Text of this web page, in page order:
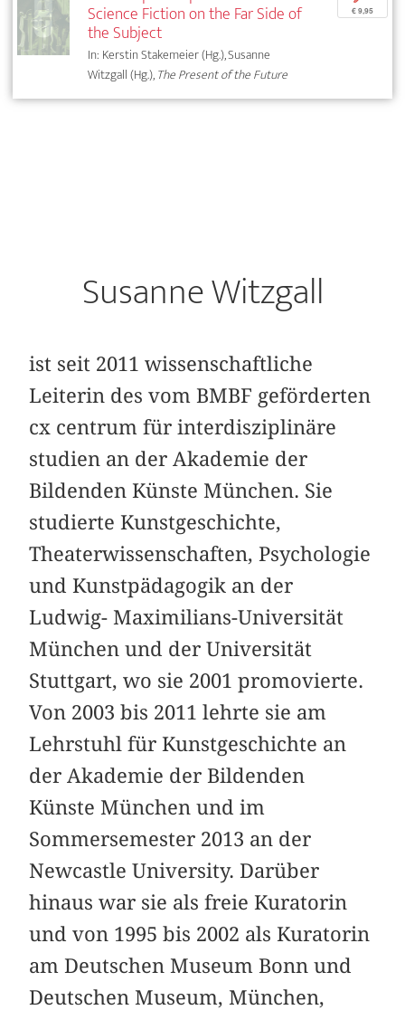
Science Fiction on the Far Side of
the Subject
In: Kerstin Stakemeier (Hg.), Susanne
Witzgall (Hg.),The Present of the Future
€ 9,95
Susanne Witzgall
ist seit 2011 wissenschaftliche
Leiterin des vom BMBF geförderten
cx centrum für interdisziplinäre
studien an der Akademie der
Bildenden Künste München. Sie
studierte Kunstgeschichte,
Theaterwissenschaften, Psychologie
und Kunstpädagogik an der
Ludwig- Maximilians-Universität
München und der Universität
Stuttgart, wo sie 2001 promovierte.
Von 2003 bis 2011 lehrte sie am
Lehrstuhl für Kunstgeschichte an
der Akademie der Bildenden
Künste München und im
Sommersemester 2013 an der
Newcastle University. Darüber
hinaus war sie als freie Kuratorin
und von 1995 bis 2002 als Kuratorin
am Deutschen Museum Bonn und
Deutschen Museum, München,